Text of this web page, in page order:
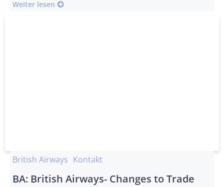
Weiter lesen
British Airways Kontakt
BA: British Airways- Changes to Trade